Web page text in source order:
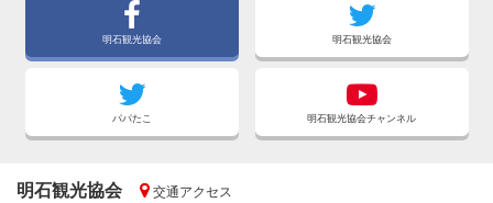
明石観光協会 明石観光協会
パパたこ 明石観光協会チャンネル
明石観光協会 交通アクセス